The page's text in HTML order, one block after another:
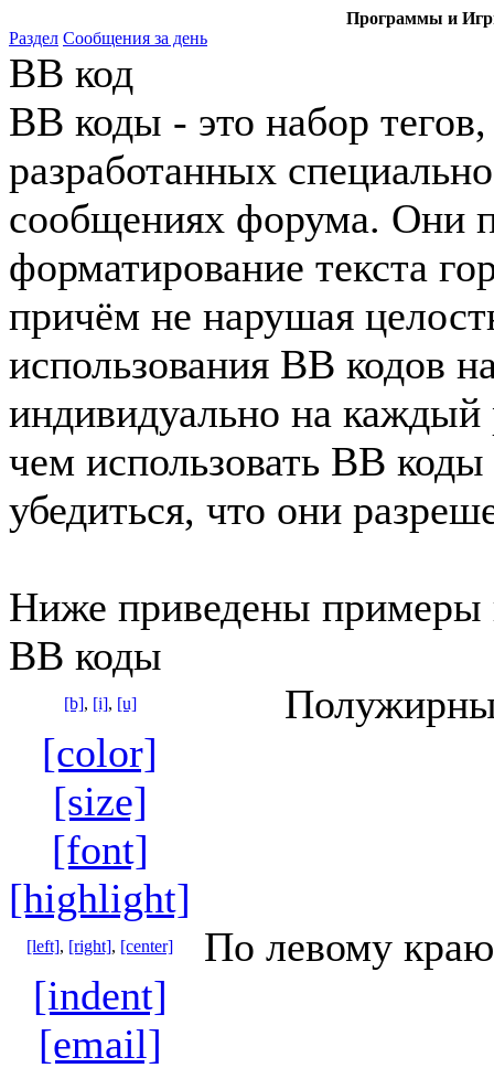
Программы и
Раздел Сообщения за день
BB код
BB коды - это набор
разработанных
сообщениях форума. Они
форматирование текста
причём не нарушая
использования BB кодов
индивидуально на
чем использовать BB
убедиться, что они
Ниже приведены примеры
BB коды
[b], [i], [u]
[color]
[size]
[font]
[highlight]
[left], [right], [center]
По левому
[indent]
[email]